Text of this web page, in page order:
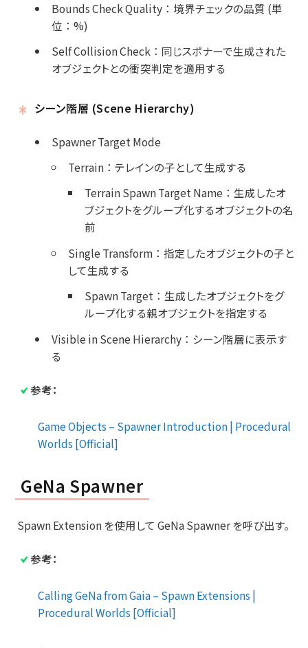
Bounds Check Quality： 境界チェックの品質 (単
位 ： %)
Self Collision Check ： 同じスポナーで生成された
オブジェクトとの衝突判定を適用する
シーン階層 (Scene Hierarchy)
Spawner Target Mode
Terrain： テレインの子として生成する
Terrain Spawn Target Name ： 生成したオ
ブジェクトをグループ化するオブジェクトの名
前
Single Transform： 指定したオブジェクトの子と
して生成する
Spawn Target ： 生成したオブジェクトをグ
ループ化する親オブジェクトを指定する
Visible in Scene Hierarchy： シーン階層に表示す
る
参考：
Game Objects – Spawner Introduction | Procedural
Worlds [Official]
GeNa Spawner
Spawn Extension を使用して GeNa Spawner を呼び出す。
参考：
Calling GeNa from Gaia – Spawn Extensions |
Procedural Worlds [Official]